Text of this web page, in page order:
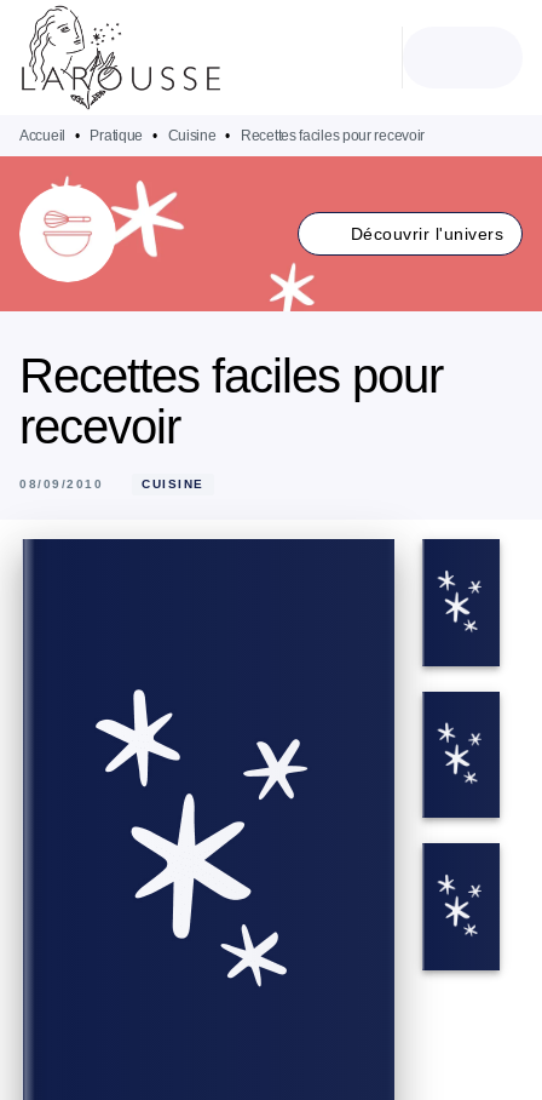
MENU
PIED DE PAGE
Accueil • Pratique • Cuisine • Recettes faciles pour recevoir
Découvrir l'univers
Recettes faciles pour
recevoir
08/09/2010 CUISINE